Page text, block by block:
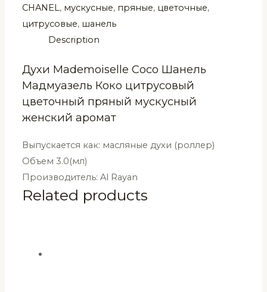
CHANEL, мускусные, пряные, цветочные,
цитрусовые, шанель
Description
Духи Mademoiselle Coco Шанель
Мадмуазель Коко цитрусовый
цветочный пряный мускусный
женский аромат
Выпускается как: масляные духи (роллер)
Объем 3.0(мл)
Производитель: Al Rayan
Related products